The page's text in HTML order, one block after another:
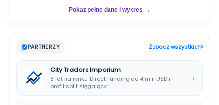
Pokaż pełne dane i wykres →
PARTNERZY Zobacz wszystkich›
City Traders Imperium
8 lat na rynku, Direct Funding do 4 mln USD i
profit split sięgający…
›